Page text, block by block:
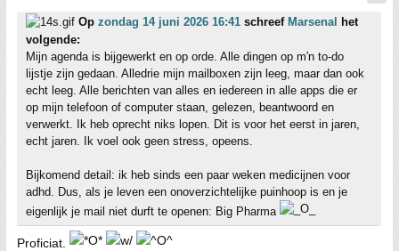
Op zondag 14 juni 2026 16:41 schreef Marsenal het
volgende:
Mijn agenda is bijgewerkt en op orde. Alle dingen op m'n to-do
lijstje zijn gedaan. Alledrie mijn mailboxen zijn leeg, maar dan ook
echt leeg. Alle berichten van alles en iedereen in alle apps die er
op mijn telefoon of computer staan, gelezen, beantwoord en
verwerkt. Ik heb oprecht niks lopen. Dit is voor het eerst in jaren,
echt jaren. Ik voel ook geen stress, opeens.
Bijkomend detail: ik heb sinds een paar weken medicijnen voor
adhd. Dus, als je leven een onoverzichtelijke puinhoop is en je
eigenlijk je mail niet durft te openen: Big Pharma
Proficiat.